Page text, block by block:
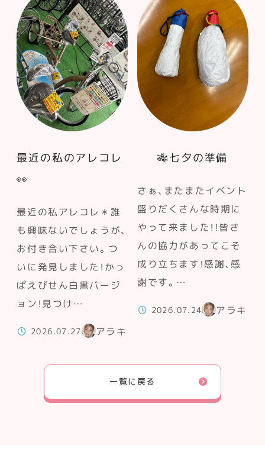
最近の私のアレコレ
👀
最近の私アレコレ＊誰
も興味ないでしょうが、
お付き合い下さい。つ
いに発見しました！かっ
ぱえびせん白黒バージ
ョン！見つけ…
2026.07.27 アラキ
🎋七夕の準備
さぁ、またまたイベント
盛りだくさんな時期に
やって来ました！！皆さ
んの協力があってこそ
成り立ちます！感謝、感
謝です。…
2026.07.24 アラキ
一覧に戻る